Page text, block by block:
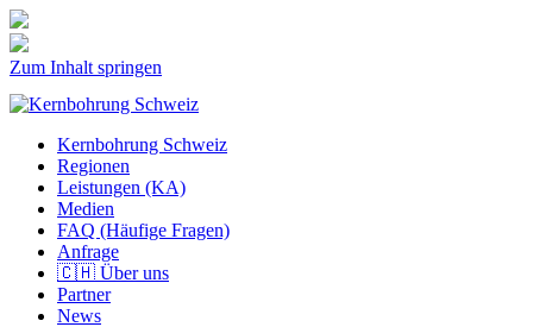
Zum Inhalt springen
Kernbohrung Schweiz
Regionen
Leistungen (KA)
Medien
FAQ (Häufige Fragen)
Anfrage
🇨🇭 Über uns
Partner
News